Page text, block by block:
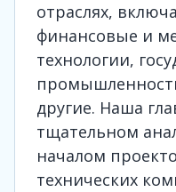
отраслях,
финансовые и
технологии,
другие. Наша
тщательном
началом
технических